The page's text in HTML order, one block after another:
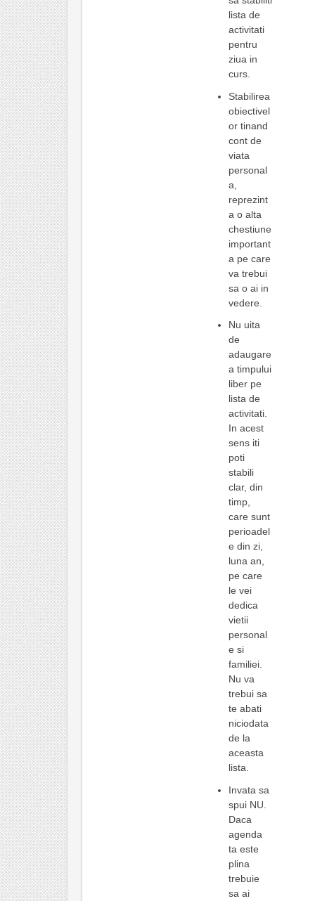
lista de
activitati
pentru
ziua in
curs.
Stabilirea
obiectivel
or tinand
cont de
viata
personal
a,
reprezint
a o alta
chestiune
important
a pe care
va trebui
sa o ai in
vedere.
Nu uita
de
adaugare
a timpului
liber pe
lista de
activitati.
In acest
sens iti
poti
stabili
clar, din
timp,
care sunt
perioadel
e din zi,
luna an,
pe care
le vei
dedica
vietii
personal
e si
familiei.
Nu va
trebui sa
te abati
niciodata
de la
aceasta
lista.
Invata sa
spui NU.
Daca
agenda
ta este
plina
trebuie
sa ai